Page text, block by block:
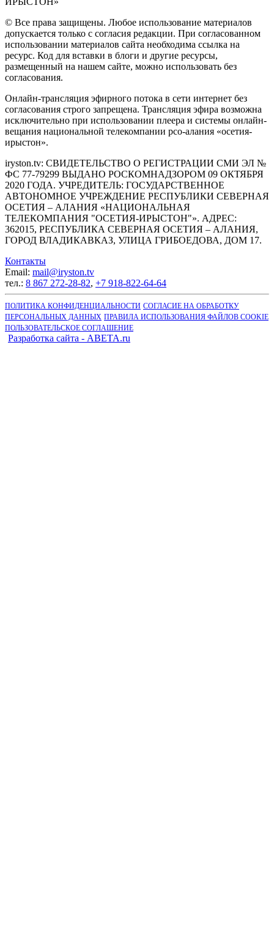
© Все права защищены. Любое использование материалов
допускается только с согласия редакции. При согласованном
использовании материалов сайта необходима ссылка на
ресурс. Код для вставки в блоги и другие ресурсы,
размещенный на нашем сайте, можно использовать без
согласования.
Онлайн-трансляция эфирного потока в сети интернет без
согласования строго запрещена. Трансляция эфира возможна
исключительно при использовании плеера и системы онлайн-
вещания национальной телекомпании рсо-алания «осетия-
ирыстон».
iryston.tv: CВИДЕТЕЛЬСТВО О РЕГИСТРАЦИИ СМИ ЭЛ №
ФС 77-79299 ВЫДАНО РОСКОМНАДЗОРОМ 09 ОКТЯБРЯ
2020 ГОДА. УЧРЕДИТЕЛЬ: ГОСУДАРСТВЕННОЕ
АВТОНОМНОЕ УЧРЕЖДЕНИЕ РЕСПУБЛИКИ СЕВЕРНАЯ
ОСЕТИЯ – АЛАНИЯ «НАЦИОНАЛЬНАЯ
ТЕЛЕКОМПАНИЯ "ОСЕТИЯ-ИРЫСТОН"». АДРЕС:
362015, РЕСПУБЛИКА СЕВЕРНАЯ ОСЕТИЯ – АЛАНИЯ,
ГОРОД ВЛАДИКАВКАЗ, УЛИЦА ГРИБОЕДОВА, ДОМ 17.
Контакты
Email: mail@iryston.tv
тел.: 8 867 272-28-82, +7 918-822-64-64
ПОЛИТИКА КОНФИДЕНЦИАЛЬНОСТИ СОГЛАСИЕ НА ОБРАБОТКУ
ПЕРСОНАЛЬНЫХ ДАННЫХ ПРАВИЛА ИСПОЛЬЗОВАНИЯ ФАЙЛОВ COOKIE
ПОЛЬЗОВАТЕЛЬСКОЕ СОГЛАШЕНИЕ
Разработка сайта - ABETA.ru